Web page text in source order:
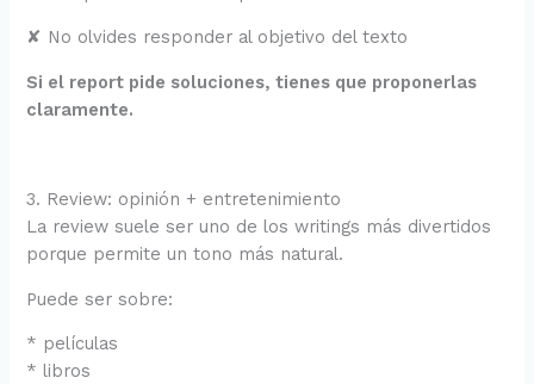
✘ No olvides responder al objetivo del texto
Si el report pide soluciones, tienes que proponerlas
claramente.
3. Review: opinión + entretenimiento
La review suele ser uno de los writings más divertidos
porque permite un tono más natural.
Puede ser sobre:
* películas
* libros